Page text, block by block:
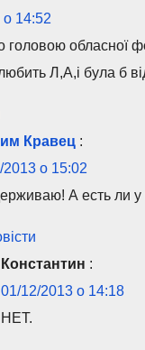
о 14:52
обласної
Л,А,і була б
Кравец :
2013 о 15:02
А есть ли у
Константин :
01/12/2013 о 14:18
НЕТ.